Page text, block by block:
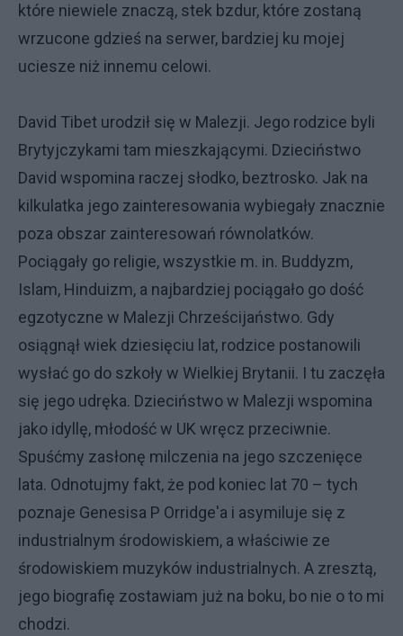
które niewiele znaczą, stek bzdur, które zostaną
wrzucone gdzieś na serwer, bardziej ku mojej
uciesze niż innemu celowi.
David Tibet urodził się w Malezji. Jego rodzice byli
Brytyjczykami tam mieszkającymi. Dzieciństwo
David wspomina raczej słodko, beztrosko. Jak na
kilkulatka jego zainteresowania wybiegały znacznie
poza obszar zainteresowań równolatków.
Pociągały go religie, wszystkie m. in. Buddyzm,
Islam, Hinduizm, a najbardziej pociągało go dość
egzotyczne w Malezji Chrześcijaństwo. Gdy
osiągnął wiek dziesięciu lat, rodzice postanowili
wysłać go do szkoły w Wielkiej Brytanii. I tu zaczęła
się jego udręka. Dzieciństwo w Malezji wspomina
jako idyllę, młodość w UK wręcz przeciwnie.
Spuśćmy zasłonę milczenia na jego szczenięce
lata. Odnotujmy fakt, że pod koniec lat 70 – tych
poznaje Genesisa P Orridge'a i asymiluje się z
industrialnym środowiskiem, a właściwie ze
środowiskiem muzyków industrialnych. A zresztą,
jego biografię zostawiam już na boku, bo nie o to mi
chodzi.